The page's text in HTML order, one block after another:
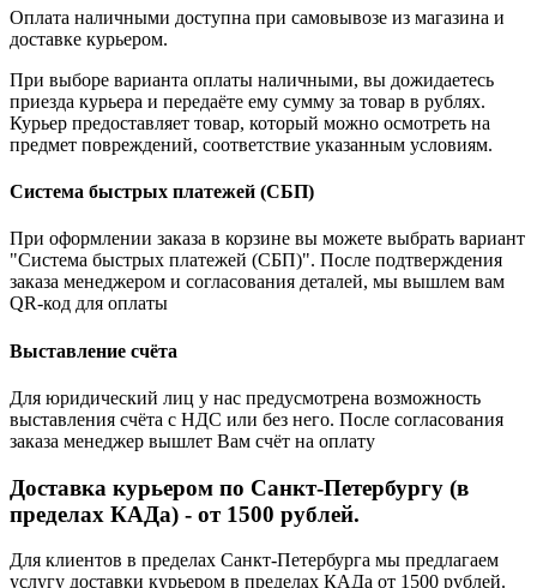
Оплата наличными доступна при самовывозе из магазина и
доставке курьером.
При выборе варианта оплаты наличными, вы дожидаетесь
приезда курьера и передаёте ему сумму за товар в рублях.
Курьер предоставляет товар, который можно осмотреть на
предмет повреждений, соответствие указанным условиям.
Система быстрых платежей (СБП)
При оформлении заказа в корзине вы можете выбрать вариант
"Система быстрых платежей (СБП)". После подтверждения
заказа менеджером и согласования деталей, мы вышлем вам
QR-код для оплаты
Выставление счёта
Для юридический лиц у нас предусмотрена возможность
выставления счёта с НДС или без него. После согласования
заказа менеджер вышлет Вам счёт на оплату
Доставка курьером по Санкт-Петербургу (в
пределах КАДа) - от 1500 рублей.
Для клиентов в пределах Санкт-Петербурга мы предлагаем
услугу доставки курьером в пределах КАДа от 1500 рублей.